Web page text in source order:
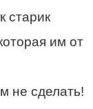
старик
им от
не сделать!